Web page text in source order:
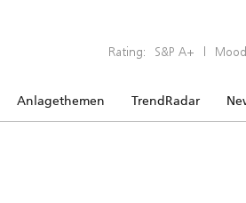
Rating: S&P A+ |
Anlagethemen TrendRadar